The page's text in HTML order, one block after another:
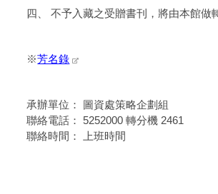
四、 不予入藏之受贈書刊，將由本館做
※芳名錄
承辦單位： 圖資處策略企劃組
聯絡電話： 5252000 轉分機 2461
聯絡時間： 上班時間